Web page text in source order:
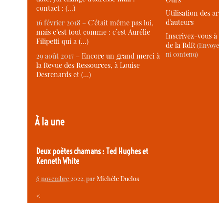
contact : (…)
16 février 2018 –C’était même pas lui,
mais c’est tout comme : c’est Aurélie
Filipetti qui a (…)
29 août 2017 –Encore un grand merci à
la Revue des Ressources, à Louise
Desrenards et (…)
À la une
Deux poètes chamans : Ted Hughes et
Kenneth White
6 novembre 2022, parMichèle Duclos
<
Utilisation des
d’auteurs
Inscrivez-vous
de la RdR
ni contenu)